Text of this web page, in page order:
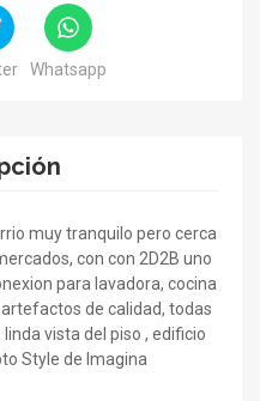
Whatsapp
muy tranquilo pero cerca
con con 2D2B uno
para lavadora, cocina
de calidad, todas
vista del piso , edificio
Style de Imagina